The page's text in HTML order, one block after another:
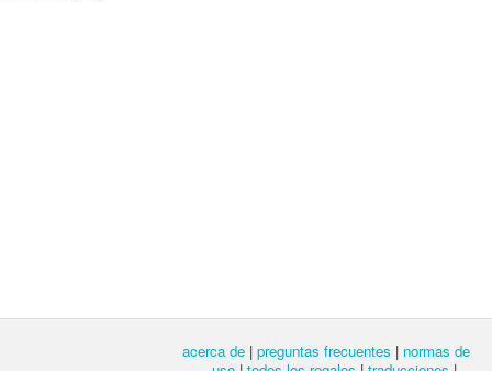
acerca de | preguntas frecuentes | normas de